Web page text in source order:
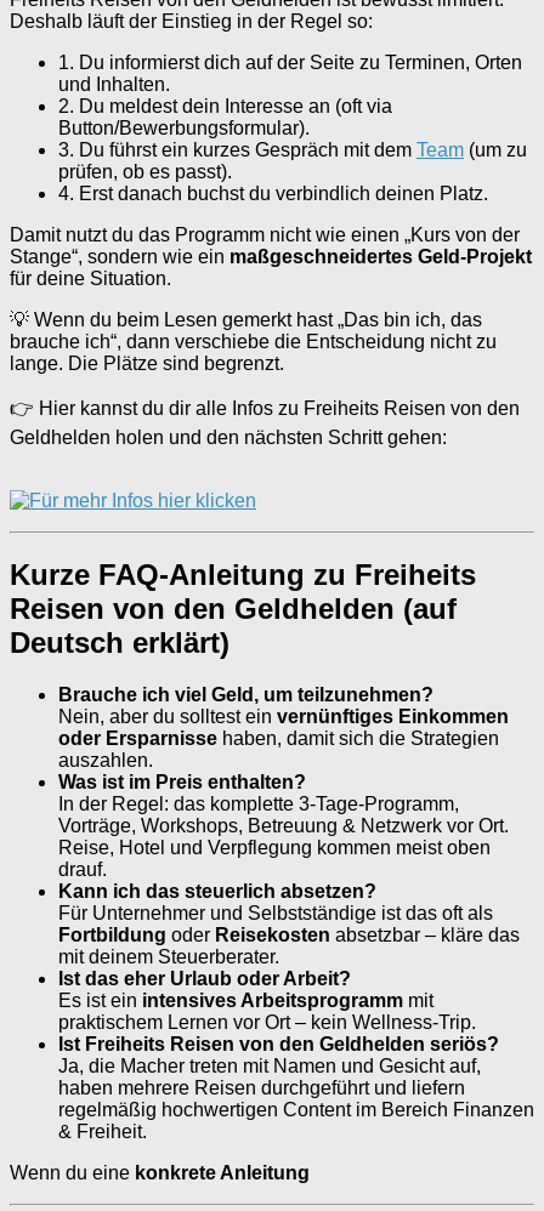
Deshalb läuft der Einstieg in der Regel so:
1. Du informierst dich auf der Seite zu Terminen, Orten
und Inhalten.
2. Du meldest dein Interesse an (oft via
Button/Bewerbungsformular).
3. Du führst ein kurzes Gespräch mit dem Team (um zu
prüfen, ob es passt).
4. Erst danach buchst du verbindlich deinen Platz.
Damit nutzt du das Programm nicht wie einen „Kurs von der
Stange“, sondern wie ein maßgeschneidertes Geld-Projekt
für deine Situation.
💡 Wenn du beim Lesen gemerkt hast „Das bin ich, das
brauche ich“, dann verschiebe die Entscheidung nicht zu
lange. Die Plätze sind begrenzt.
👉 Hier kannst du dir alle Infos zu Freiheits Reisen von den
Geldhelden holen und den nächsten Schritt gehen:
Kurze FAQ-Anleitung zu Freiheits
Reisen von den Geldhelden (auf
Deutsch erklärt)
Brauche ich viel Geld, um teilzunehmen?
Nein, aber du solltest ein vernünftiges Einkommen
oder Ersparnisse haben, damit sich die Strategien
auszahlen.
Was ist im Preis enthalten?
In der Regel: das komplette 3‑Tage-Programm,
Vorträge, Workshops, Betreuung & Netzwerk vor Ort.
Reise, Hotel und Verpflegung kommen meist oben
drauf.
Kann ich das steuerlich absetzen?
Für Unternehmer und Selbstständige ist das oft als
Fortbildung oder Reisekosten absetzbar – kläre das
mit deinem Steuerberater.
Ist das eher Urlaub oder Arbeit?
Es ist ein intensives Arbeitsprogramm mit
praktischem Lernen vor Ort – kein Wellness-Trip.
Ist Freiheits Reisen von den Geldhelden seriös?
Ja, die Macher treten mit Namen und Gesicht auf,
haben mehrere Reisen durchgeführt und liefern
regelmäßig hochwertigen Content im Bereich Finanzen
& Freiheit.
Wenn du eine konkrete Anleitung